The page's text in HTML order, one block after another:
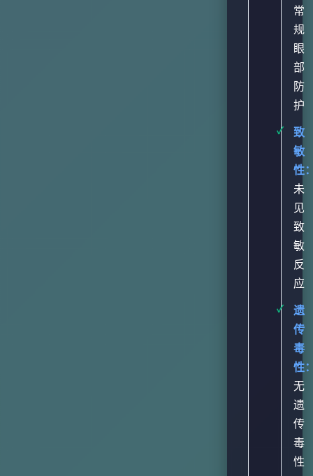
常
规
眼
部
防
护
致
敏
性
未
见
致
敏
反
应
遗
传
毒
性
无
遗
传
毒
性